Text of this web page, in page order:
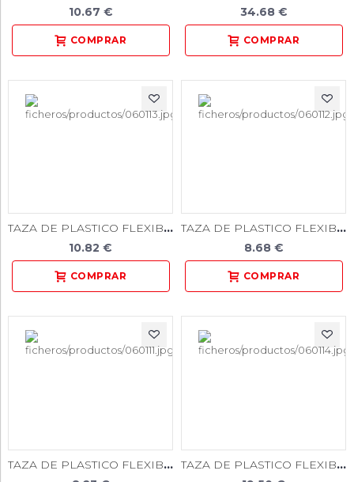
10.67 € 34.68 €
TAZA DE PLASTICO FLEXIBLE PARA BATIR ESCAYOLA GRANDE 850 cc
10.82 €
TAZA DE PLASTICO FLEXIBLE PARA BATIR ESCAYOLA MEDIANA 550 cc
8.68 €
TAZA DE PLASTICO FLEXIBLE PARA BATIR ESCAYOLA PEQUEÑA 400 cc TAZA DE PLASTICO FLEXIBLE PARA BATIR ESCAYOLA SUPER GRANDE 1900 cc